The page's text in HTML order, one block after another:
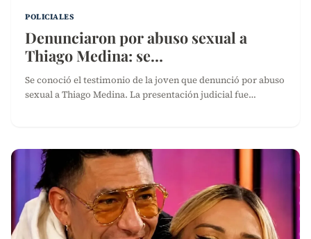
POLICIALES
Denunciaron por abuso sexual a
Thiago Medina: se…
Se conoció el testimonio de la joven que denunció por abuso
sexual a Thiago Medina. La presentación judicial fue…